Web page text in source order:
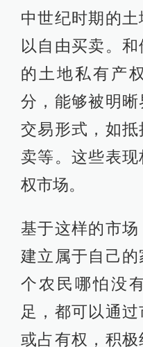
中世纪时期的
以自由买卖。
的土地私有产
分，能够被明
交易形式，如
卖等。这些表
权市场。
基于这样的市
建立属于自己
个农民哪怕没
足，都可以通
或占有权，积